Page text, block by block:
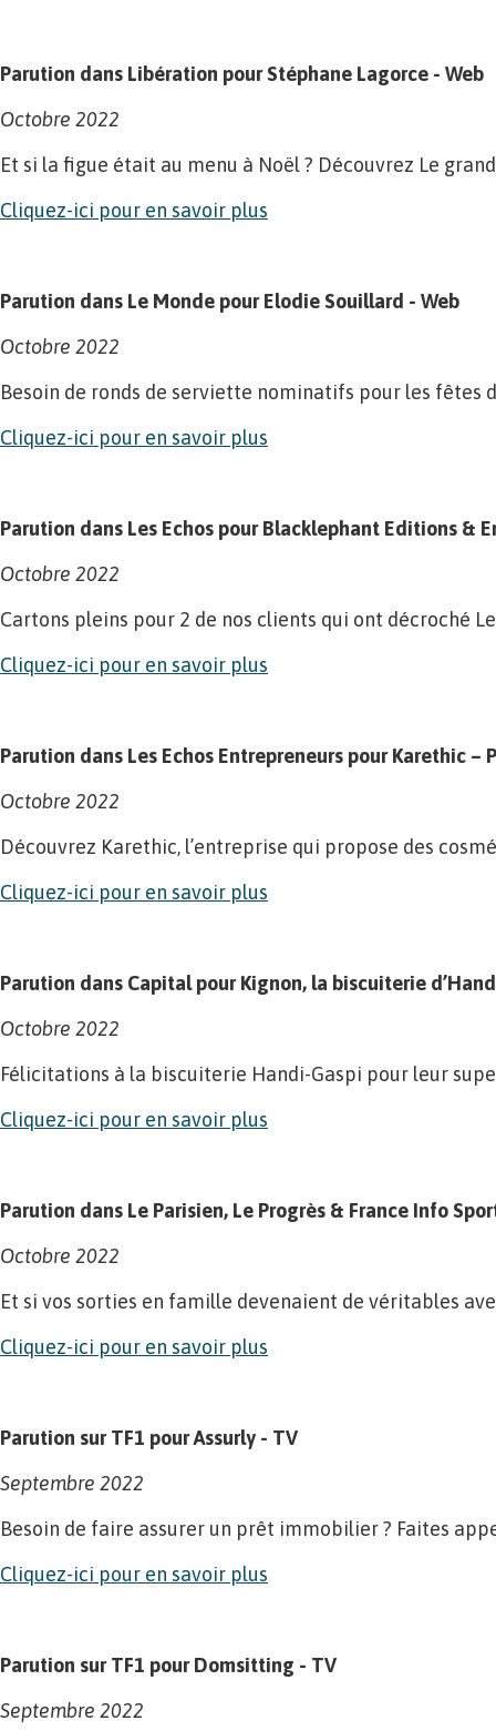
Parution dans Libération pour Stéphane Lagorce - Web
Octobre 2022
Et si la figue était au menu à Noël ? Découvrez Le
Cliquez-ici pour en savoir plus
Parution dans Le Monde pour Elodie Souillard - Web
Octobre 2022
Besoin de ronds de serviette nominatifs pour les fêtes
Cliquez-ici pour en savoir plus
Parution dans Les Echos pour Blacklephant Editions &
Octobre 2022
Cartons pleins pour 2 de nos clients qui ont décroché
Cliquez-ici pour en savoir plus
Parution dans Les Echos Entrepreneurs pour Karethic –
Octobre 2022
Découvrez Karethic, l’entreprise qui propose des
Cliquez-ici pour en savoir plus
Parution dans Capital pour Kignon, la biscuiterie
Octobre 2022
Félicitations à la biscuiterie Handi-Gaspi pour leur
Cliquez-ici pour en savoir plus
Parution dans Le Parisien, Le Progrès & France Info
Octobre 2022
Et si vos sorties en famille devenaient de véritables
Cliquez-ici pour en savoir plus
Parution sur TF1 pour Assurly - TV
Septembre 2022
Besoin de faire assurer un prêt immobilier ? Faites
Cliquez-ici pour en savoir plus
Parution sur TF1 pour Domsitting - TV
Septembre 2022